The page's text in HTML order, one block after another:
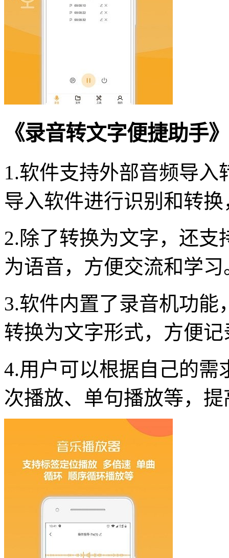
《录音转文字便捷助手
1.软件支持外部音频导
导入软件进行识别和转
2.除了转换为文字，还
为语音，方便交流和学习
3.软件内置了录音机功
转换为文字形式，方便
4.用户可以根据自己的需
次播放、单句播放等，